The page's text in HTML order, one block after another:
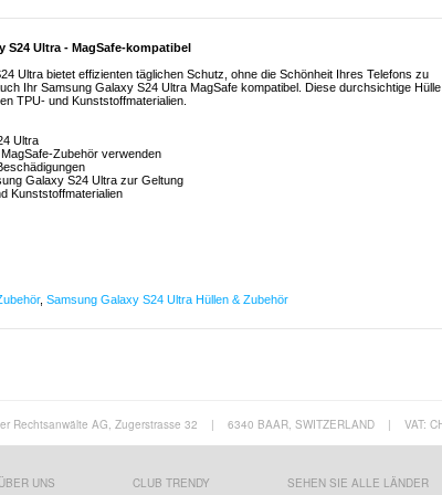
Ultra - MagSafe-kompatibel
Ultra bietet effizienten täglichen Schutz, ohne die Schönheit Ihres Telefons zu
Ihr Samsung Galaxy S24 Ultra MagSafe kompatibel. Diese durchsichtige Hülle
TPU- und Kunststoffmaterialien.
Ultra
Zubehör verwenden
Galaxy S24 Ultra zur Geltung
Kunststoffmaterialien
, Samsung Galaxy S24 Ultra Hüllen & Zubehör
Rechtsanwälte AG, Zugerstrasse 32 | 6340 BAAR, SWITZERLAND | VAT:
ÜBER UNS CLUB TRENDY SEHEN SIE ALLE LÄNDER